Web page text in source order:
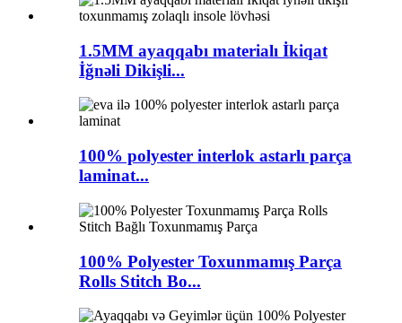
1.5MM ayaqqabı materialı İkiqat
İğnəli Dikişli...
100% polyester interlok astarlı parça
laminat...
100% Polyester Toxunmamış Parça
Rolls Stitch Bo...